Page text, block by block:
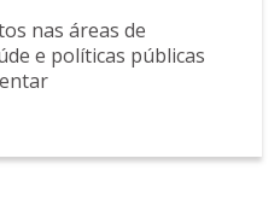
nas áreas de
e políticas públicas